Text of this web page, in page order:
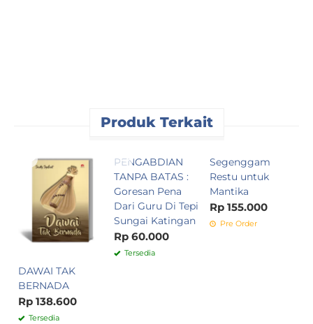
Produk Terkait
DAWAI TAK
BERNADA
Rp 138.600
Tersedia
PENGABDIAN
TANPA BATAS :
Goresan Pena
Dari Guru Di Tepi
Sungai Katingan
Rp 60.000
Tersedia
Segenggam
Restu untuk
Mantika
Rp 155.000
Pre Order